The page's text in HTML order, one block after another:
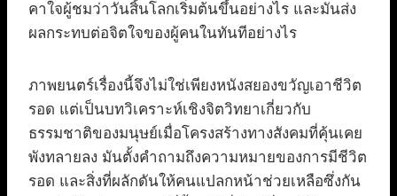
คาใจผู้ชมว่าวันสิ้นโลกเริ่มต้นขึ้นอย่างไร และมันส่ง
ผลกระทบต่อจิตใจของผู้คนในทันทีอย่างไร
ภาพยนตร์เรื่องนี้จึงไม่ใช่เพียงหนังสยองขวัญเอาชีวิต
รอด แต่เป็นบทวิเคราะห์เชิงจิตวิทยาเกี่ยวกับ
ธรรมชาติของมนุษย์เมื่อโครงสร้างทางสังคมที่คุ้นเคย
พังทลายลง มันตั้งคำถามถึงความหมายของการมีชีวิต
รอด และสิ่งที่ผลักดันให้คนแปลกหน้าช่วยเหลือซึ่งกัน